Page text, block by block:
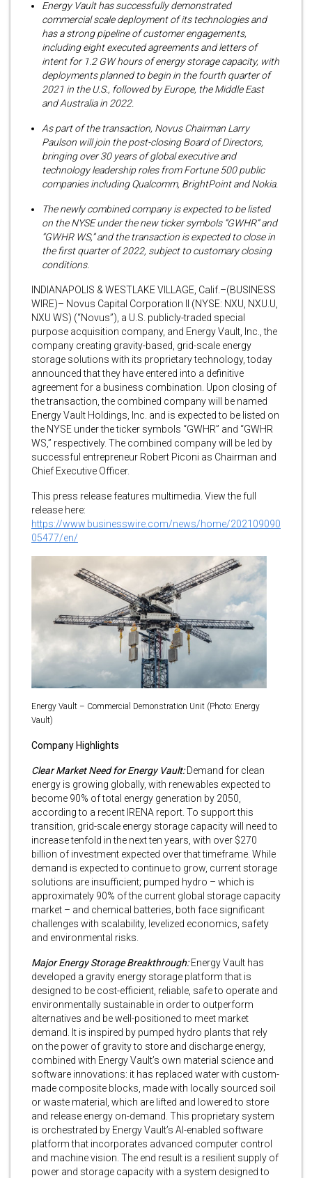
Energy Vault has successfully demonstrated
commercial scale deployment of its technologies and
has a strong pipeline of customer engagements,
including eight executed agreements and letters of
intent for 1.2 GW hours of energy storage capacity, with
deployments planned to begin in the fourth quarter of
2021 in the U.S., followed by Europe, the Middle East
and Australia in 2022.
As part of the transaction, Novus Chairman Larry
Paulson will join the post-closing Board of Directors,
bringing over 30 years of global executive and
technology leadership roles from Fortune 500 public
companies including Qualcomm, BrightPoint and Nokia.
The newly combined company is expected to be listed
on the NYSE under the new ticker symbols “GWHR” and
“GWHR WS,” and the transaction is expected to close in
the first quarter of 2022, subject to customary closing
conditions.
INDIANAPOLIS & WESTLAKE VILLAGE, Calif.–(BUSINESS
WIRE)– Novus Capital Corporation II (NYSE: NXU, NXU.U,
NXU WS) (“Novus”), a U.S. publicly-traded special
purpose acquisition company, and Energy Vault, Inc., the
company creating gravity-based, grid-scale energy
storage solutions with its proprietary technology, today
announced that they have entered into a definitive
agreement for a business combination. Upon closing of
the transaction, the combined company will be named
Energy Vault Holdings, Inc. and is expected to be listed on
the NYSE under the ticker symbols “GWHR” and “GWHR
WS,” respectively. The combined company will be led by
successful entrepreneur Robert Piconi as Chairman and
Chief Executive Officer.
This press release features multimedia. View the full
release here:
https://www.businesswire.com/news/home/202109090
05477/en/
Energy Vault – Commercial Demonstration Unit (Photo: Energy
Vault)
Company Highlights
Clear Market Need for Energy Vault:Demand for clean
energy is growing globally, with renewables expected to
become 90% of total energy generation by 2050,
according to a recent IRENA report. To support this
transition, grid-scale energy storage capacity will need to
increase tenfold in the next ten years, with over $270
billion of investment expected over that timeframe. While
demand is expected to continue to grow, current storage
solutions are insufficient; pumped hydro – which is
approximately 90% of the current global storage capacity
market – and chemical batteries, both face significant
challenges with scalability, levelized economics, safety
and environmental risks.
Major Energy Storage Breakthrough:Energy Vault has
developed a gravity energy storage platform that is
designed to be cost-efficient, reliable, safe to operate and
environmentally sustainable in order to outperform
alternatives and be well-positioned to meet market
demand. It is inspired by pumped hydro plants that rely
on the power of gravity to store and discharge energy,
combined with Energy Vault’s own material science and
software innovations: it has replaced water with custom-
made composite blocks, made with locally sourced soil
or waste material, which are lifted and lowered to store
and release energy on-demand. This proprietary system
is orchestrated by Energy Vault’s AI-enabled software
platform that incorporates advanced computer control
and machine vision. The end result is a resilient supply of
power and storage capacity with a system designed to